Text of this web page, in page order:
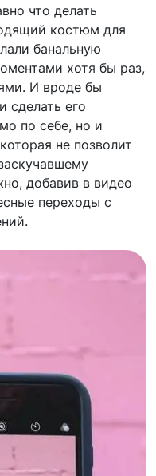
что делать
костюм для
банальную
хотя бы раз,
И вроде бы
сделать его
по себе, но и
не позволит
добавив в видео
переходы с